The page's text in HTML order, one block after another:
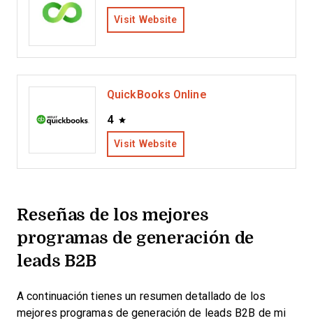
Visit Website
QuickBooks Online
4
Visit Website
Reseñas de los mejores
programas de generación de
leads B2B
A continuación tienes un resumen detallado de los
mejores programas de generación de leads B2B de mi